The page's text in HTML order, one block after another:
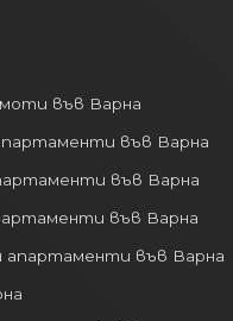
във Варна
във Варна
във Варна
във Варна
апартаменти във Варна